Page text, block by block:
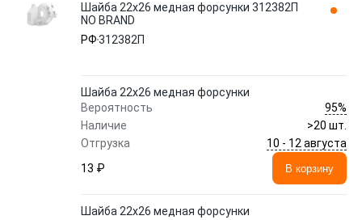
Шайба 22х26 медная форсунки 312382П
NO BRAND
РФ312382П
Шайба 22х26 медная форсунки
Вероятность
95%
Наличие
>20 шт.
Отгрузка
10 - 12 августа
13 ₽
В корзину
Шайба 22х26 медная форсунки